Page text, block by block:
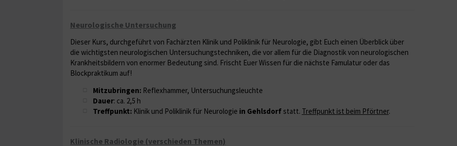
Neurologische Untersuchung
Dieser Kurs, durchgeführt von Fachärzten Klinik und Poliklinik für Neurologie, gibt Euch einen Überblick über
die wichtigsten neurologischen Untersuchungstechniken, die vor allem für die Diagnostik von neurologischen
Krankheitsbildern von enormer Bedeutung sind. Frischt Euer Wissen für die nächste Famulatur oder das
Blockpraktikum auf!
Mitzubringen: Reflexhammer, Untersuchungsleuchte
Dauer: ca. 2,5 h
Treffpunkt: Klinik und Poliklinik für Neurologie in Gehlsdorfstatt. Treffpunkt ist beim Pförtner.
Klinische Radiologie (verschieden Themen)